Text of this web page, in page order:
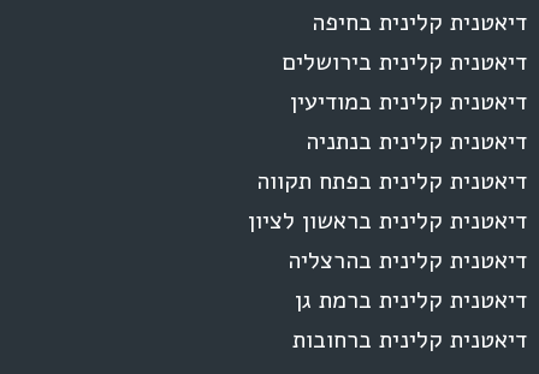
דיאטנית קלינית בחיפה
דיאטנית קלינית בירושלים
דיאטנית קלינית במודיעין
דיאטנית קלינית בנתניה
דיאטנית קלינית בפתח תקווה
דיאטנית קלינית בראשון לציון
דיאטנית קלינית בהרצליה
דיאטנית קלינית ברמת גן
דיאטנית קלינית ברחובות